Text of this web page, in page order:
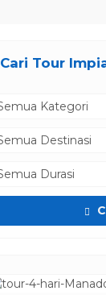
Cari Tour